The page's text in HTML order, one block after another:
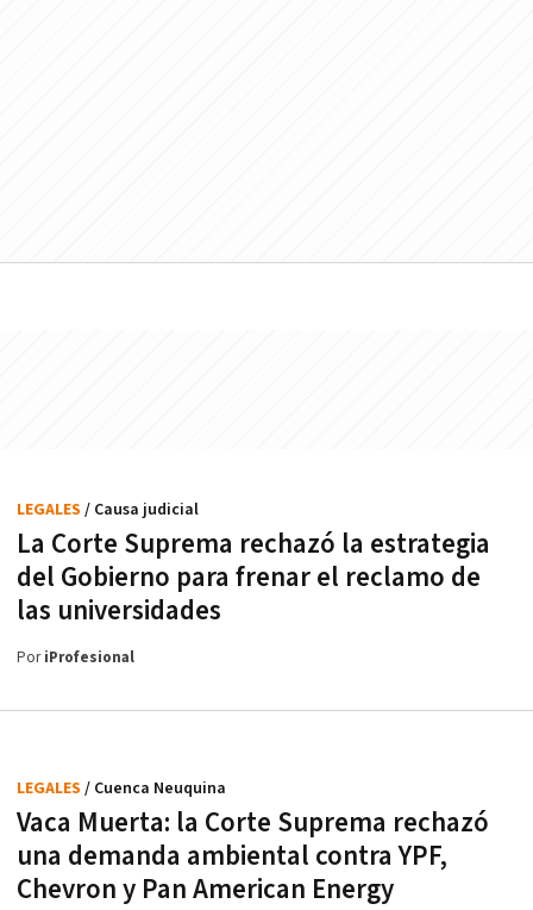
La Corte Suprema rechazó la estrategia
del Gobierno para frenar el reclamo de
las universidades
LEGALES / Causa judicial
PoriProfesional
Vaca Muerta: la Corte Suprema rechazó
una demanda ambiental contra YPF,
Chevron y Pan American Energy
LEGALES / Cuenca Neuquina